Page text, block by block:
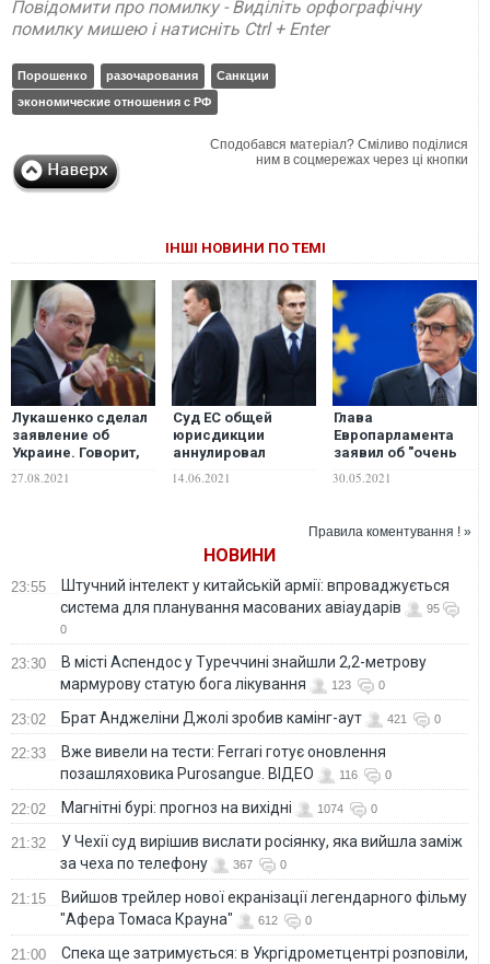
Повідомити про помилку - Виділіть орфографічну
помилку мишею і натисніть Ctrl + Enter
Порошенко разочарования
Санкции
экономические отношения с РФ
Сподобався матеріал? Сміливо поділися
ним в соцмережах через ці кнопки
ІНШІ НОВИНИ ПО ТЕМІ
Лукашенко сделал
заявление об
Украине. Говорит,
экономические
27.08.2021
Суд ЕС общей
юрисдикции
аннулировал
отношении Виктора
власть до сих пор
14.06.2021
Глава
Европарламента
заявил об "очень
отношениях с РФ и
санкций
30.05.2021
Правила коментування ! »
НОВИНИ
23:55
Штучний інтелект у китайській армії: впроваджується
система для планування масованих авіаударів
95
0
23:30
В місті Аспендос у Туреччині знайшли 2,2-метрову
мармурову статую бога лікування
123 0
23:02 Брат Анджеліни Джолі зробив камінг-аут 421 0
22:33
Вже вивели на тести: Ferrari готує оновлення
позашляховика Purosangue. ВІДЕО
116 0
22:02 Магнітні бурі: прогноз на вихідні 1074 0
21:32
У Чехії суд вирішив вислати росіянку, яка вийшла заміж
за чеха по телефону
367 0
21:15
Вийшов трейлер нової екранізації легендарного фільму
"Афера Томаса Крауна"
612 0
21:00
Спека ще затримується: в Укргідрометцентрі розповіли,